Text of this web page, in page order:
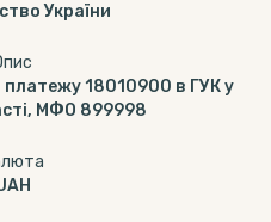
України
платежу 18010900 в ГУК у
МФО 899998